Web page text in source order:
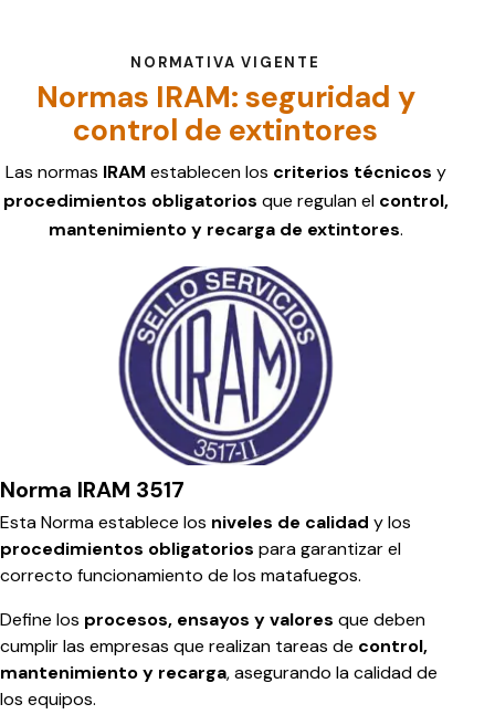
NORMATIVA VIGENTE
Normas IRAM: seguridad y
control de extintores
Las normas IRAM establecen los criterios técnicos y
procedimientos obligatorios que regulan el control,
mantenimiento y recarga de extintores.
Norma IRAM 3517
Esta Norma establece los niveles de calidad y los
procedimientos obligatorios para garantizar el
correcto funcionamiento de los matafuegos.
Define los procesos, ensayos y valores que deben
cumplir las empresas que realizan tareas de control,
mantenimiento y recarga, asegurando la calidad de
los equipos.